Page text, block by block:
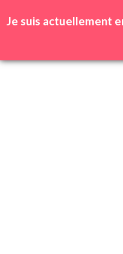
Je suis actuellement